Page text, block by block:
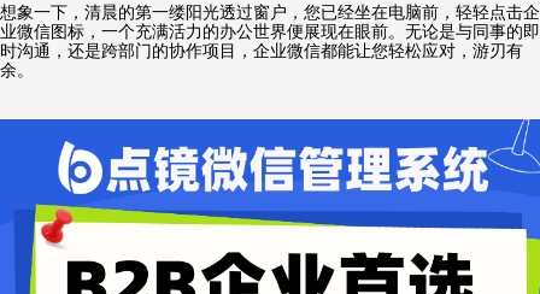
想象一下，清晨的第一缕阳光透过窗户，您已经坐在电脑前，轻轻点击企
业微信图标，一个充满活力的办公世界便展现在眼前。无论是与同事的即
时沟通，还是跨部门的协作项目，企业微信都能让您轻松应对，游刃有
余。